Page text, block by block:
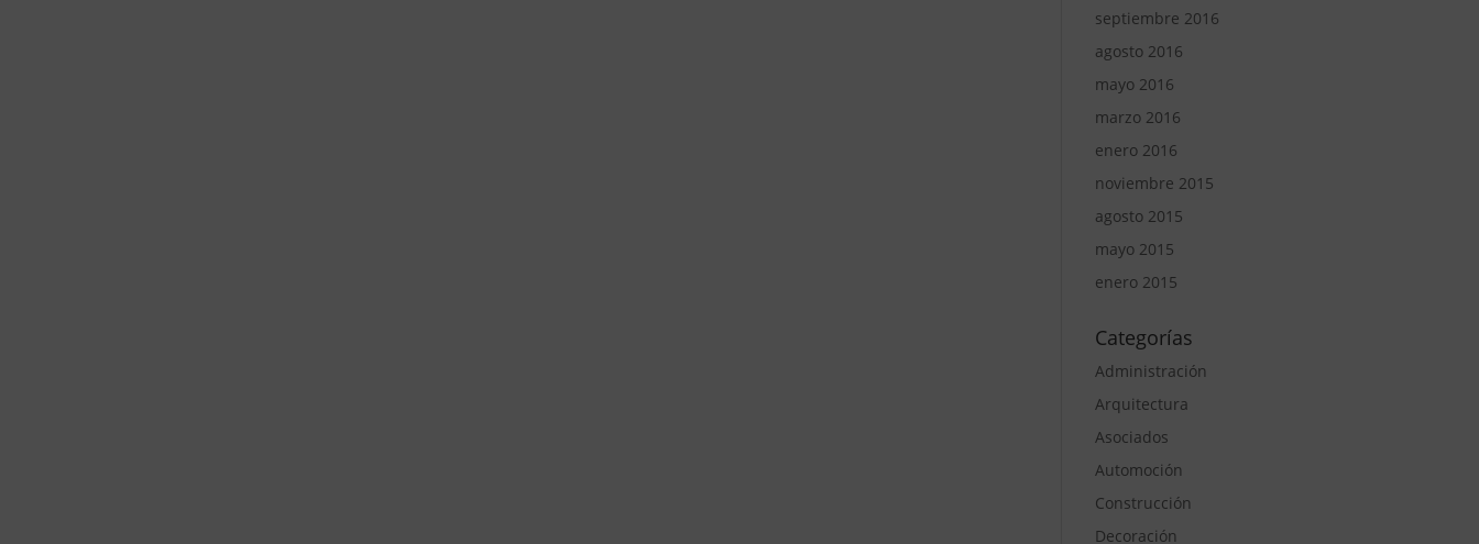
septiembre 2016
agosto 2016
mayo 2016
marzo 2016
enero 2016
noviembre 2015
agosto 2015
mayo 2015
enero 2015
Categorías
Administración
Arquitectura
Asociados
Automoción
Construcción
Decoración